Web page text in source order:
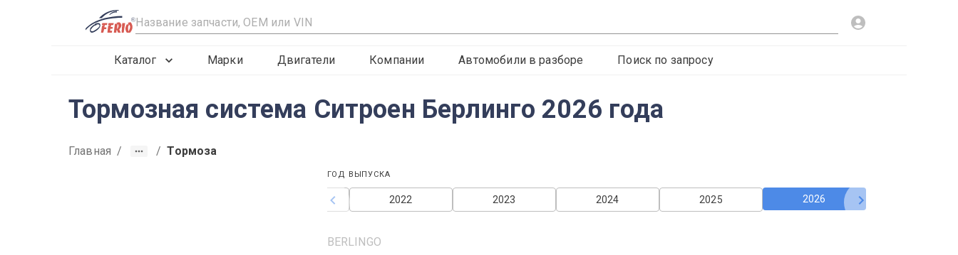
R
Каталог Марки Двигатели Компании Автомобили в разборе Поиск по запросу
Тормозная система Ситроен Берлинго 2026 года
Главная / / Тормоза
ГОД ВЫПУСКА
2026
2025
2024
2023
2022
BERLINGO